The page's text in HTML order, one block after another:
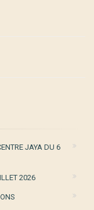
JAYA DU 6
2026